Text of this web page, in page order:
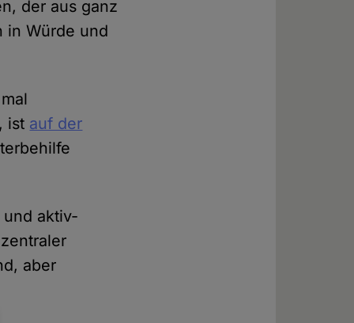
der aus ganz
in Würde und
ist auf der
aktiv-
aber